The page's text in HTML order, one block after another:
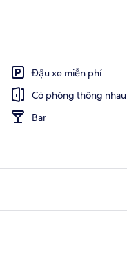
Đậu xe miễn phí
Có phòng thông nhau
Bar